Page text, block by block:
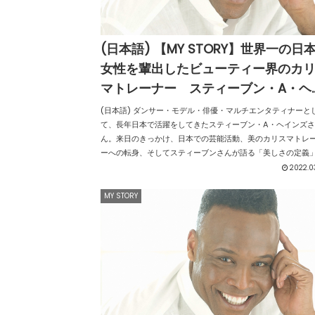
(日本語) 【MY STORY】世界一の日
女性を輩出したビューティー界のカ
マトレーナー スティーブン・A・ヘ
ンズ（最終回／全3回）
(日本語) ダンサー・モデル・俳優・マルチエンタティナーと
て、長年日本で活躍をしてきたスティーブン・A・ヘインズさ
ん。来日のきっかけ、日本での芸能活動、美のカリスマトレ
ーへの転身、そしてスティーブンさんが語る「美しさの定義
は。最終回となる第3回のインタビューでは、日本に長く住
や、これからの夢について伺いました。
MY STORY